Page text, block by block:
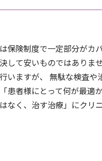
保険制度で一定部分がカ
して安いものではありま
いますが、 無駄な検査や
患者様にとって何が最適
なく、治す治療」にクリ